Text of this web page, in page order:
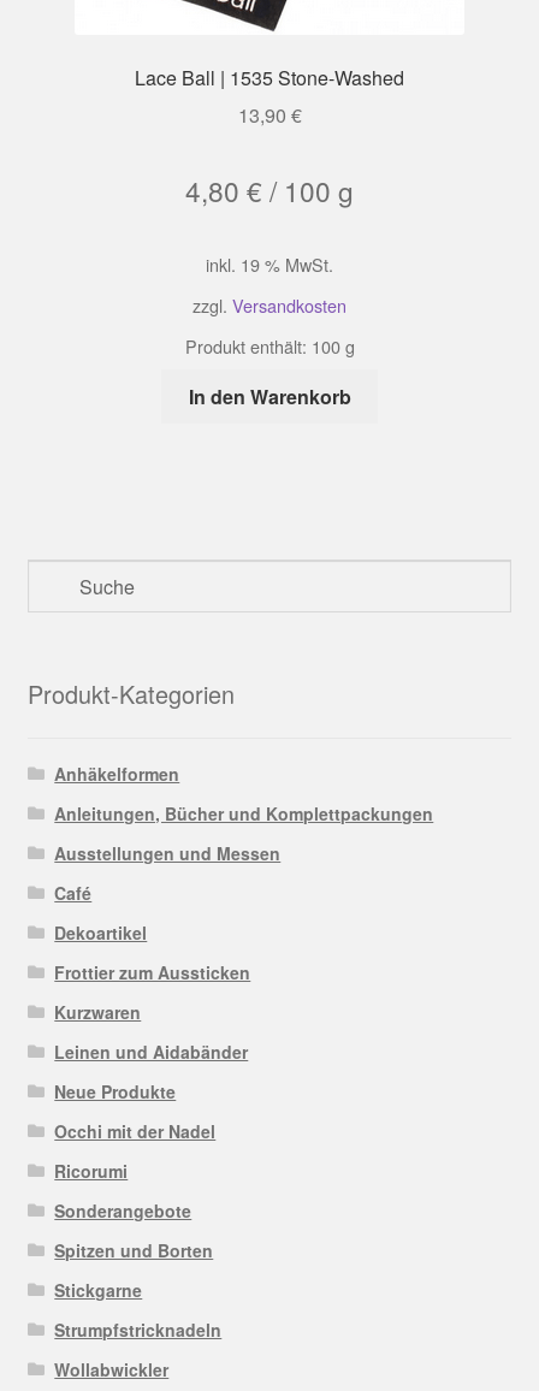
Lace Ball | 1535 Stone-Washed
13,90 €
4,80 € / 100 g
inkl. 19 % MwSt.
zzgl. Versandkosten
Produkt enthält: 100g
In den Warenkorb
Produkt-Kategorien
Anhäkelformen
Anleitungen, Bücher und Komplettpackungen
Ausstellungen und Messen
Café
Dekoartikel
Frottier zum Aussticken
Kurzwaren
Leinen und Aidabänder
Neue Produkte
Occhi mit der Nadel
Ricorumi
Sonderangebote
Spitzen und Borten
Stickgarne
Strumpfstricknadeln
Wollabwickler